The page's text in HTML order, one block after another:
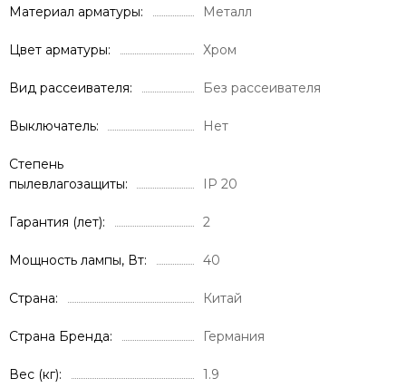
Материал арматуры Металл
Цвет арматуры Хром
Вид рассеивателя Без рассеивателя
Выключатель Нет
Степень
пылевлагозащиты
IP 20
Гарантия (лет) 2
Мощность лампы, Вт 40
Страна Китай
Страна Бренда Германия
Вес (кг) 1.9